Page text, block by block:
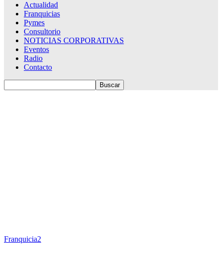
Actualidad
Franquicias
Pymes
Consultorio
NOTICIAS CORPORATIVAS
Eventos
Radio
Contacto
Franquicia2